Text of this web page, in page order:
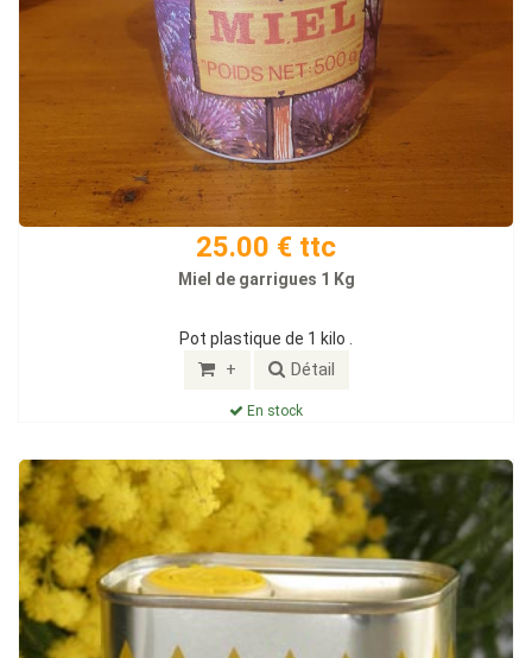
25.00 € ttc
Miel de garrigues 1 Kg
Pot plastique de 1 kilo .
+ Détail
En stock